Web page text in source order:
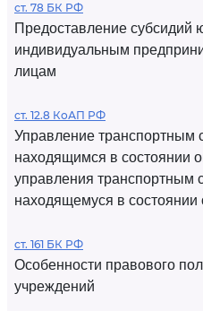
ст. 78 БК РФ
Предоставление субсидий
индивидуальным
лицам
ст. 12.8 КоАП РФ
Управление транспортным
находящимся в состоянии
управления транспортным
находящемуся в состоянии
ст. 161 БК РФ
Особенности правового
учреждений